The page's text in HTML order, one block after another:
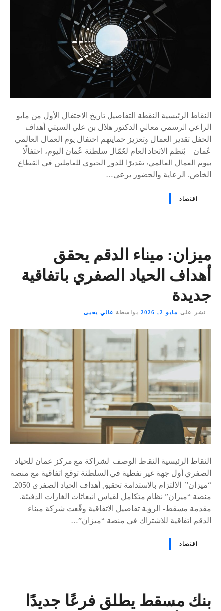
النقاط الرئيسية النقطة التفاصيل تاريخ الاحتفال الأول من مايو
الراعي الرسمي معالي الدكتور هلال بن علي السبتي أهداف
الحفل تقدير العمال وتعزيز حمايتهم احتفال يوم العمال العالمي
عُمان – يُنظم الاتحاد العام لعُمّال سلطنة عُمان اليوم، احتفالًا
بيوم العمال العالمي، تقديرًا للدور الحيوي للعاملين في القطاع
الخاص. الرعاية والحضور يرعى…
اقتصاد
ميزان: ميناء الدقم يحقق
أهداف الحياد الصفري باتفاقية
جديدة
نشر على مايو 2, 2026 بواسطة غالي يحيى
النقاط الرئيسية النقاط الوصف الشراكة مع مركز عمان للحياد
الصفري أول جهة غير نفطية في السلطنة توقع اتفاقية مع منصة
“ميزان”. الالتزام بالاستدامة تحقيق أهداف الحياد الصفري 2050.
منصة “ميزان” نظام متكامل لقياس انبعاثات الغازات الدفيئة.
مقدمة مسقط- الرؤية تفاصيل الاتفاقية وقّعت شركة ميناء
الدقم اتفاقية للاشتراك في منصة “ميزان”…
اقتصاد
بنك مسقط يطلق فرعًا جديدًا